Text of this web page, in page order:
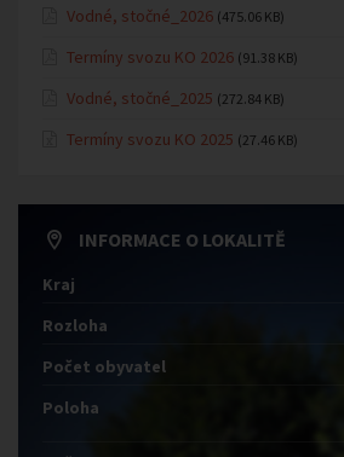
Vodné, stočné_2026 (475.06 KB)
Termíny svozu KO 2026 (91.38 KB)
Vodné, stočné_2025 (272.84 KB)
Termíny svozu KO 2025 (27.46 KB)
INFORMACE O LOKALITĚ
Kraj
Rozloha
Počet obyvatel
Poloha